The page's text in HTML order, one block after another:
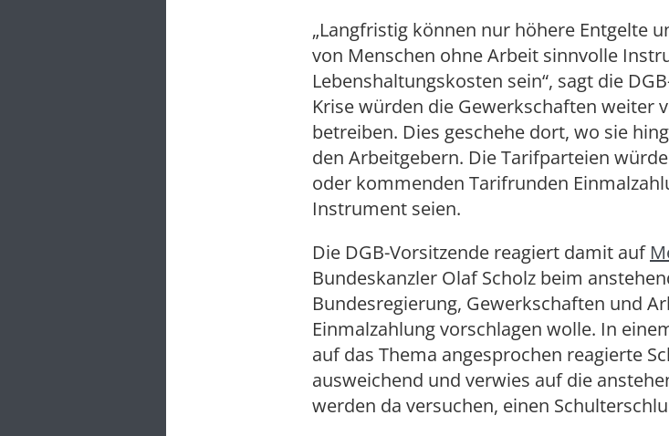
„Langfristig können nur höhere Entgelte
von Menschen ohne Arbeit sinnvolle
Lebenshaltungskosten sein“, sagt die
Krise würden die Gewerkschaften weiter
betreiben. Dies geschehe dort, wo sie
den Arbeitgebern. Die Tarifparteien
oder kommenden Tarifrunden
Instrument seien.
Die DGB-Vorsitzende reagiert damit auf
Bundeskanzler Olaf Scholz beim
Bundesregierung, Gewerkschaften und
Einmalzahlung vorschlagen wolle. In
auf das Thema angesprochen reagierte
ausweichend und verwies auf die
werden da versuchen, einen